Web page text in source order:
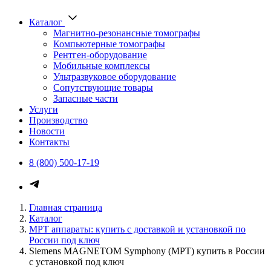
Каталог
Магнитно-резонансные томографы
Компьютерные томографы
Рентген-оборудование
Мобильные комплексы
Ультразвуковое оборудование
Сопутствующие товары
Запасные части
Услуги
Производство
Новости
Контакты
8 (800) 500-17-19
Каталог медицинского
Главная страница
Каталог
МРТ аппараты: купить с доставкой и установкой по
России под ключ
Siemens MAGNETOM Symphony (МРТ) купить в России
с установкой под ключ